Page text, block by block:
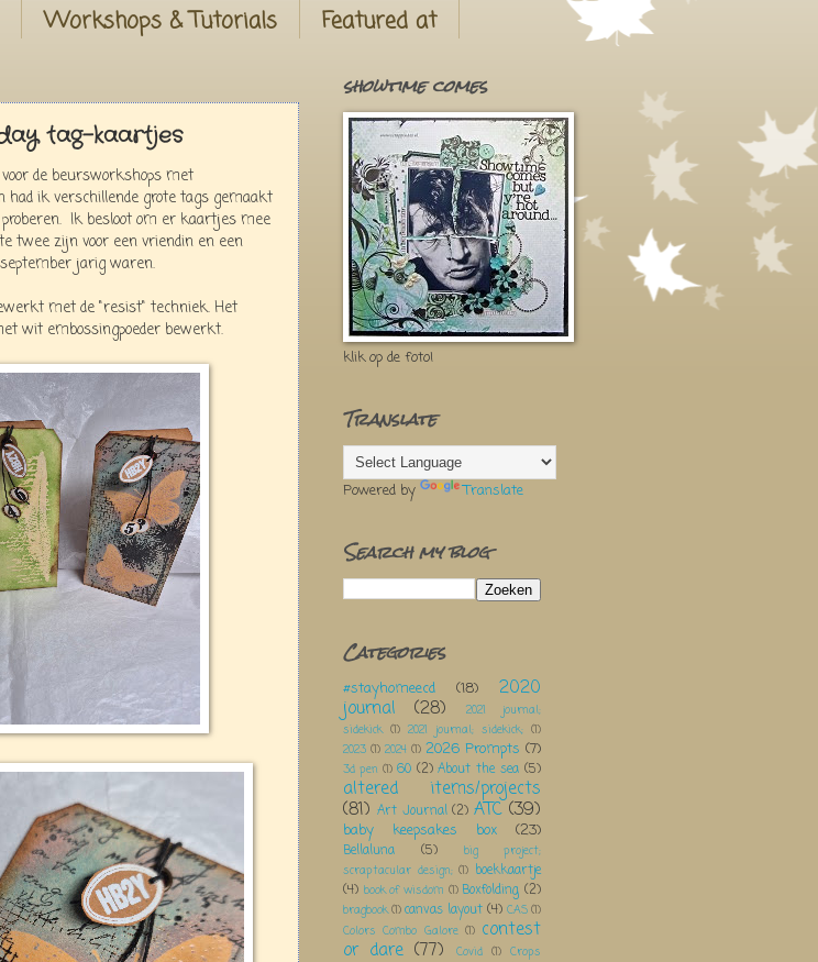
Workshops & Tutorials Featured at
tag-kaartjes
de beursworkshops met
had ik verschillende grote tags gemaakt
Ik besloot om er kaartjes mee
twee zijn voor een vriendin en een
september jarig waren.
met de "resist" techniek. Het
wit embossingpoeder bewerkt.
showtime comes
klik op de foto!
Translate
Powered by Translate
Search my blog
Categories
#stayhomeecd (18) 2020
journal (28)
2021 journal;
sidekick (1) 2021 journal; sidekick; (1)
2023 (1) 2024 (1) 2026 Prompts (7)
3d pen (1) 60 (2) About the sea (5)
altered items/projects
(81) Art Journal (2) ATC (39)
baby keepsakes box (23)
Bellaluna (5)
big project;
scraptacular design; (1) boekkaartje
(4) book of wisdom (1) Boxfolding (2)
bragbook(1)canvas layout (4) CAS(1)
Colors Combo Galore (1) contest
or dare (77) Covid (1) Crops